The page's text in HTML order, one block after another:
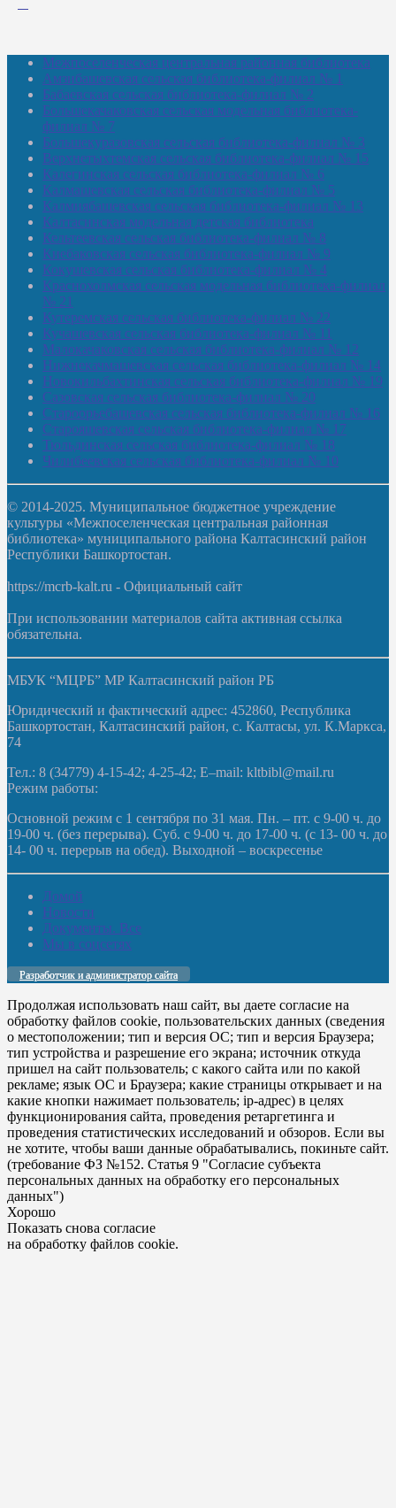
Межпоселенческая центральная районная библиотека
Амзибашевская сельская библиотека-филиал № 1
Бабаевская сельская библиотека-филиал № 2
Большекачаковская сельская модельная библиотека-
филиал № 7
Большекуразовская сельская библиотека-филиал № 3
Верхнетыхтемская сельская библиотека-филиал № 15
Калегинская сельская библиотека-филиал № 6
Калмашевская сельская библиотека-филиал № 5
Калмиябашевская сельская библиотека-филиал № 13
Калтасинская модельная детская библиотека
Кельтеевская сельская библиотека-филиал № 8
Киебаковская сельская библиотека-филиал № 9
Кокушевская сельская библиотека-филиал № 4
Краснохолмская сельская модельная библиотека-филиал
№ 21
Кутеремская сельская библиотека-филиал № 22
Кучашевская сельская библиотека-филиал № 11
Малокачаковская сельская библиотека-филиал № 12
Нижнекачмашевская сельская библиотека-филиал № 14
Новокильбахтинская сельская библиотека-филиал № 19
Сазовская сельская библиотека-филиал № 20
Староорьебашевская сельская библиотека-филиал № 16
Старояшевская сельская библиотека-филиал № 17
Тюльдинская сельская библиотека-филиал № 18
Чилибеевская сельская библиотека-филиал № 10
© 2014-2025. Муниципальное бюджетное учреждение
культуры «Межпоселенческая центральная районная
библиотека» муниципального района Калтасинский район
Республики Башкортостан.
https://mcrb-kalt.ru - Официальный сайт
При использовании материалов сайта активная ссылка
обязательна.
МБУК “МЦРБ” МР Калтасинский район РБ
Юридический и фактический адрес: 452860, Республика
Башкортостан, Калтасинский район, с. Калтасы, ул. К.Маркса,
74
Тел.: 8 (34779) 4-15-42; 4-25-42; E–mail: kltbibl@mail.ru
Режим работы:
Основной режим с 1 сентября по 31 мая. Пн. – пт. с 9-00 ч. до
19-00 ч. (без перерыва). Суб. с 9-00 ч. до 17-00 ч. (с 13- 00 ч. до
14- 00 ч. перерыв на обед). Выходной – воскресенье
Домой
Новости
Документы. Все
Мы в соцсетях
Разработчик и администратор сайта
Продолжая использовать наш сайт, вы даете согласие на
обработку файлов cookie, пользовательских данных (сведения
о местоположении; тип и версия ОС; тип и версия Браузера;
тип устройства и разрешение его экрана; источник откуда
пришел на сайт пользователь; с какого сайта или по какой
рекламе; язык ОС и Браузера; какие страницы открывает и на
какие кнопки нажимает пользователь; ip-адрес) в целях
функционирования сайта, проведения ретаргетинга и
проведения статистических исследований и обзоров. Если вы
не хотите, чтобы ваши данные обрабатывались, покиньте сайт.
(требование ФЗ №152. Статья 9 "Согласие субъекта
персональных данных на обработку его персональных
данных")
Хорошо
Показать снова согласие
на обработку файлов cookie.